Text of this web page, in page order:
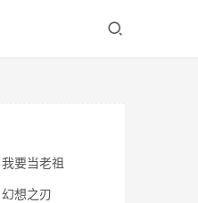
我要当老祖
幻想之刃